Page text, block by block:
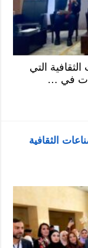
التي
في …
الثقافية